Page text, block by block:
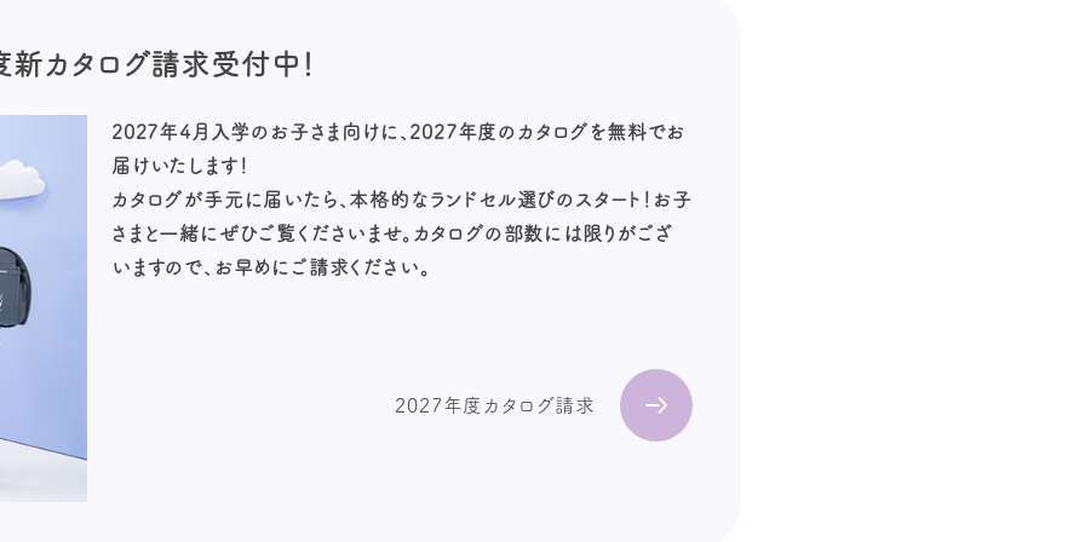
カタログ請求受付中！
2027年4月入学のお子さま向けに、2027年度のカタログを無料でお
届けいたします！
カタログが手元に届いたら、本格的なランドセル選びのスタート！お子
さまと一緒にぜひご覧くださいませ。カタログの部数には限りがござ
いますので、お早めにご請求ください。
2027年度カタログ請求